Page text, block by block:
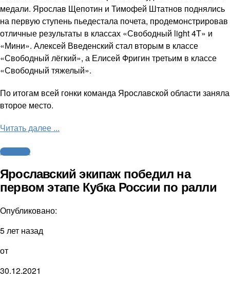
медали. Ярослав Щепотин и Тимофей Штатнов поднялись
на первую ступень пьедестала почета, продемонстрировав
отличные результаты в классах «Свободный light 4T» и
«Мини». Алексей Введенский стал вторым в классе
«Свободный лёгкий», а Елисей Фригин третьим в классе
«Свободный тяжелый».
По итогам всей гонки команда Ярославской области заняла
второе место.
Читать далее ...
Автоспорт
Ярославский экипаж победил на
первом этапе Кубка России по ралли
Опубликовано:
5 лет назад
от
30.12.2021